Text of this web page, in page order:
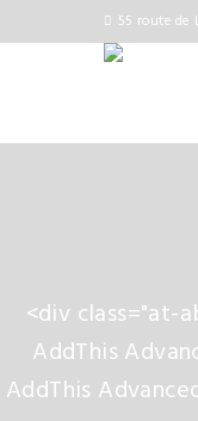
55 route de
<div class="at-
AddThis
AddThis